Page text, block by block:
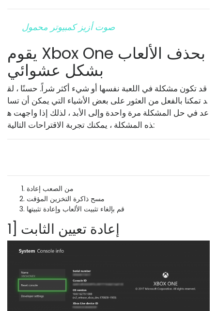
صوت أزيز كمبيوتر محمول
يقوم Xbox One بحذف الألعاب
بشكل عشوائي
قد تكون مشكلة في اللعبة نفسها أو شيء أكثر شراً. حسنًا ، لق
د تمكنا بالفعل من العثور على بعض الأشياء التي يمكن أن تسا
عد في حل المشكلة مرة واحدة وإلى الأبد ، لذلك إذا واجهت ه
ذه المشكلة ، يمكنك تجربة الاقتراحات التالية:
من الصعب إعادة
مسح ذاكرة التخزين المؤقت
قم بإلغاء تثبيت الألعاب وإعادة تثبيتها
1] إعادة تعيين الثابت